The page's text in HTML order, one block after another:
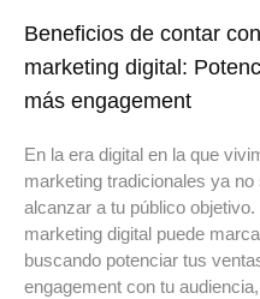
Beneficios de contar
marketing digital:
más engagement
En la era digital en la que
marketing tradicionales ya
alcanzar a tu público
marketing digital puede
buscando potenciar tus
engagement con tu